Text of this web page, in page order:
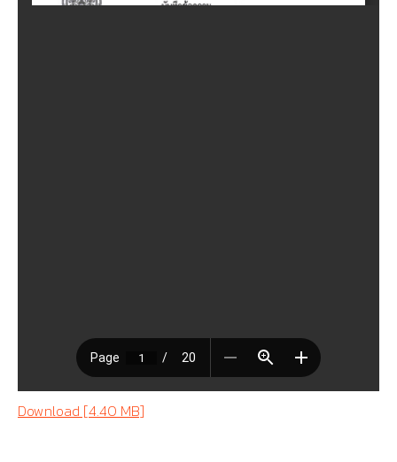
Download [4.40 MB]